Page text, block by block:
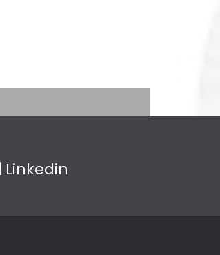
Linkedin